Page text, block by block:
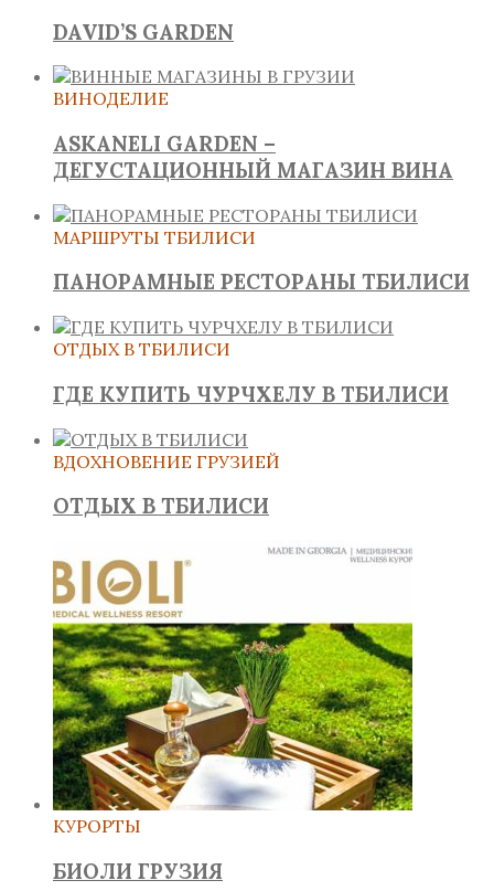
DAVID’S GARDEN
ВИНОДЕЛИЕ
ASKANELI GARDEN –
ДЕГУСТАЦИОННЫЙ МАГАЗИН ВИНА
МАРШРУТЫ ТБИЛИСИ
ПАНОРАМНЫЕ РЕСТОРАНЫ ТБИЛИСИ
ОТДЫХ В ТБИЛИСИ
ГДЕ КУПИТЬ ЧУРЧХЕЛУ В ТБИЛИСИ
ВДОХНОВЕНИЕ ГРУЗИЕЙ
ОТДЫХ В ТБИЛИСИ
КУРОРТЫ
БИОЛИ ГРУЗИЯ